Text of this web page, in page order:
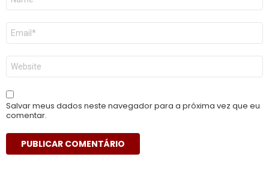
E-
mail
*
Site
Salvar meus dados neste navegador para a próxima vez que eu
comentar.